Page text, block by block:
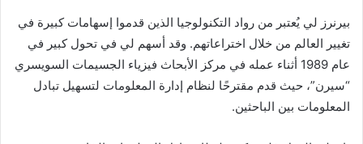
بيرنرز لي يُعتبر من رواد التكنولوجيا الذين قدموا إسهامات كبيرة في
تغيير العالم من خلال اختراعاتهم. وقد أسهم لي في تحول كبير في
عام 1989 أثناء عمله في مركز الأبحاث فيزياء الجسيمات السويسري
“سيرن”، حيث قدم مقترحًا لنظام إدارة المعلومات لتسهيل تبادل
المعلومات بين الباحثين.